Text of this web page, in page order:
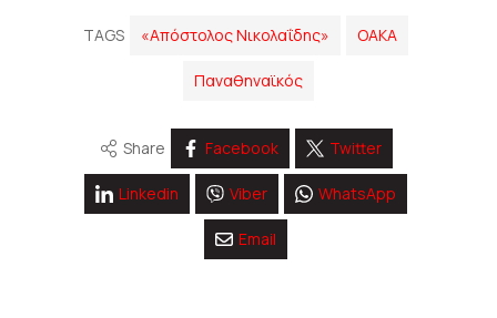
TAGS «Απόστολος Νικολαΐδης» ΟΑΚΑ
Παναθηναϊκός
Share Facebook Twitter
Linkedin Viber WhatsApp
Email